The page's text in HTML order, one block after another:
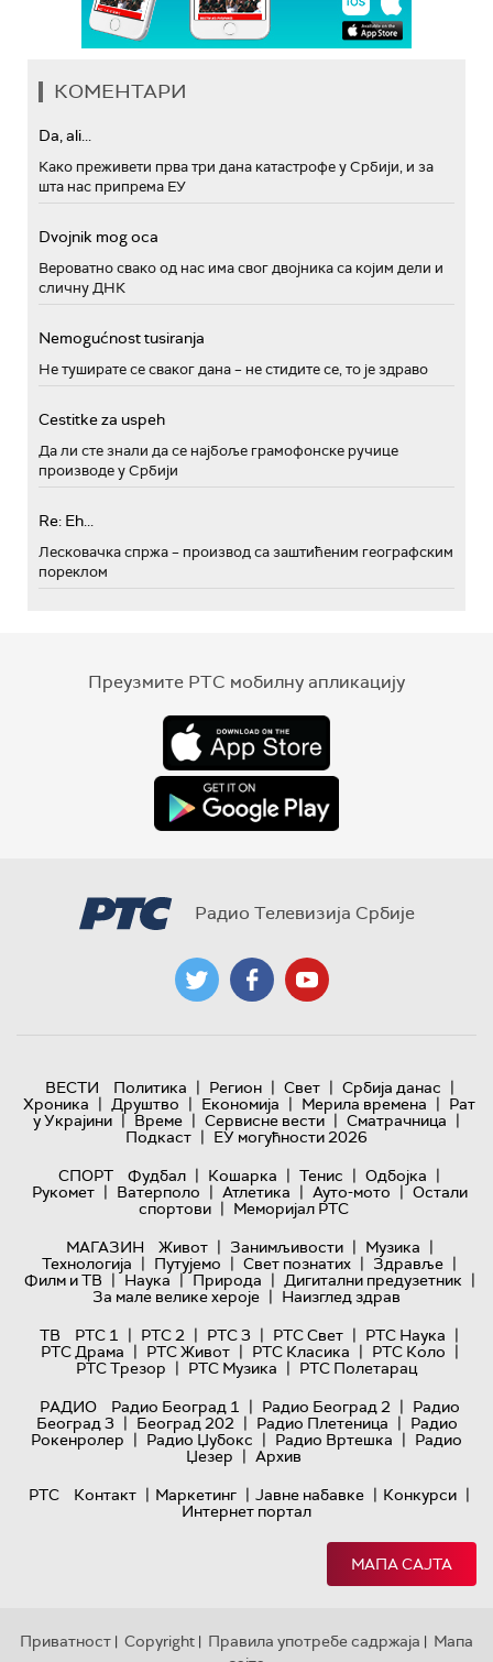
КОМЕНТАРИ
Da, ali...
Како преживети прва три дана катастрофе у Србији, и за
шта нас припрема ЕУ
Dvojnik mog oca
Вероватно свако од нас има свог двојника са којим дели и
сличну ДНК
Nemogućnost tusiranja
Не туширате се сваког дана – не стидите се, то је здраво
Cestitke za uspeh
Да ли сте знали да се најбоље грамофонске ручице
производе у Србији
Re: Eh...
Лесковачка спржа – производ са заштићеним географским
пореклом
Преузмите РТС мобилну апликацију
Радио Телевизија Србије
ВЕСТИ Политика | Регион | Свет | Србија данас |
Хроника | Друштво | Економија | Мерила времена | Рат
у Украјини | Време | Сервисне вести | Сматрачница |
Подкаст | ЕУ могућности 2026
СПОРТ
Фудбал | Кошарка | Тенис | Одбојка |
Рукомет | Ватерполо | Атлетика | Ауто-мото | Остали
спортови | Меморијал РТС
МАГАЗИН
Живот | Занимљивости | Музика |
Технологијa | Путујемо | Свет познатих | Здравље |
Филм и ТВ | Наука | Природа | Дигитални предузетник |
За мале велике хероје | Наизглед здрав
ТВ
РТС 1 | РТС 2 | РТС 3 | РТС Свет | РТС Наука |
РТС Драма | РТС Живот | РТС Класика | РТС Коло |
РТС Трезор | РТС Музика | РТС Полетарац
РАДИО
Радио Београд 1 | Радио Београд 2 | Радио
Београд 3 | Београд 202 | Радио Плетеница | Радио
Рокенролер | Радио Џубокс | Радио Вртешка | Радио
Џезер | Архив
РТС
Контакт | Маркетинг | Јавне набавке | Конкурси |
Интернет портал
МАПА САЈТА
Приватност | Copyright | Правила употребе садржаја | Мапа